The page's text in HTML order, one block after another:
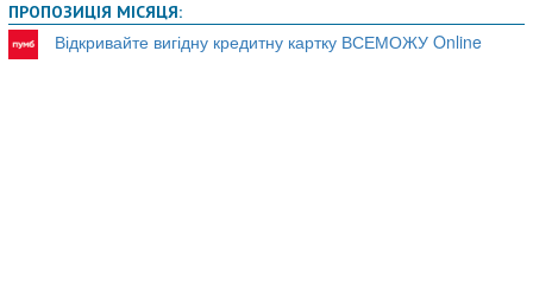
ПРОПОЗИЦІЯ МІСЯЦЯ:
Відкривайте вигідну кредитну картку ВСЕМОЖУ Online